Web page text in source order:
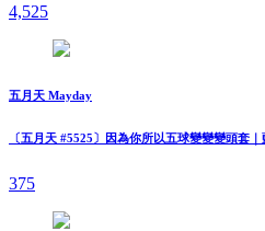
4,525
五月天 Mayday
〔五月天 #5525〕因為你所以五球變變變頭套
375